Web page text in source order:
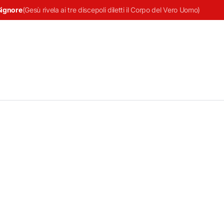
(Gesù rivela ai tre discepoli diletti il Corpo del Vero Uomo)